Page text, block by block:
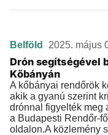
Belföld 2025. május
Drón segítségével
Kőbányán
A kőbányai rendőrök
akik a gyanú szerint
drónnal figyelték meg
a Budapesti Rendőr-
oldalon.A közlemény